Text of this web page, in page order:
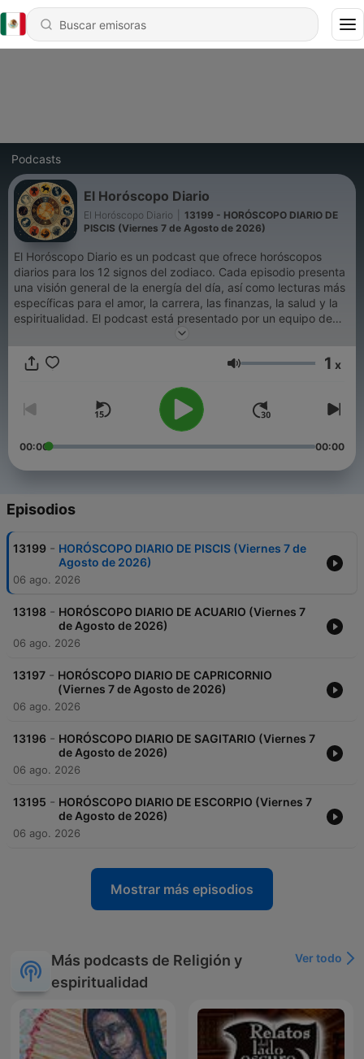
Podcasts
El Horóscopo Diario
El Horóscopo Diario
13199 - HORÓSCOPO DIARIO DE
PISCIS (Viernes 7 de Agosto de 2026)
El Horóscopo Diario es un podcast que ofrece horóscopos
diarios para los 12 signos del zodiaco. Cada episodio presenta
una visión general de la energía del día, así como lecturas más
específicas para el amor, la carrera, las finanzas, la salud y la
espiritualidad. El podcast está presentado por un equipo de
astrólogos experimentados que están apasionados por ayudar
vivir sus mejores vidas. horóscopos, astrología, signos del
diarias, desarrollo personal Para cualquier duda o propuesta
este es mi correo thedailyhoroscopeap@gmail.com
Volumen 1 x
00:00 00:00
Episodios
13199 - HORÓSCOPO DIARIO DE PISCIS (Viernes 7 de
Agosto de 2026)
06 ago. 2026
13198 - HORÓSCOPO DIARIO DE ACUARIO (Viernes 7
de Agosto de 2026)
06 ago. 2026
13197 - HORÓSCOPO DIARIO DE CAPRICORNIO
(Viernes 7 de Agosto de 2026)
06 ago. 2026
13196 - HORÓSCOPO DIARIO DE SAGITARIO (Viernes 7
de Agosto de 2026)
06 ago. 2026
13195 - HORÓSCOPO DIARIO DE ESCORPIO (Viernes 7
de Agosto de 2026)
06 ago. 2026
Mostrar más episodios
Más podcasts de Religión y
espiritualidad
Ver todo